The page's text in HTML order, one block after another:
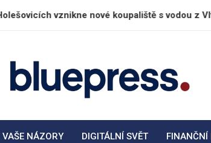
nové koupaliště s vodou z Vltavy
VAŠE NÁZORY DIGITÁLNÍ SVĚT